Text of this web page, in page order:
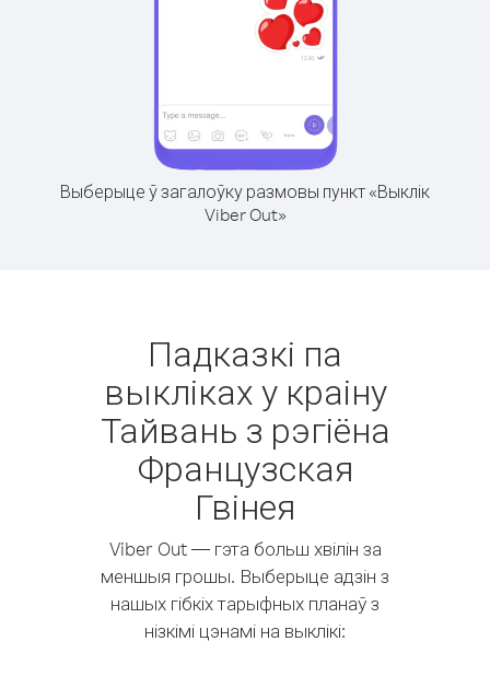
Выберыце ў загалоўку размовы пункт «Выклік
Viber Out»
Падказкі па
выкліках у краіну
Тайвань з рэгіёна
Французская
Гвінея
Viber Out — гэта больш хвілін за
меншыя грошы. Выберыце адзін з
нашых гібкіх тарыфных планаў з
нізкімі цэнамі на выклікі: